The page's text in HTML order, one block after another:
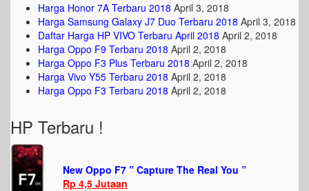
Harga Honor 7A Terbaru 2018 April 3, 2018
Harga Samsung Galaxy J7 Duo Terbaru 2018 April 3, 2018
Daftar Harga HP VIVO Terbaru April 2018 April 2, 2018
Harga Oppo F9 Terbaru 2018 April 2, 2018
Harga Oppo F3 Plus Terbaru 2018 April 2, 2018
Harga Vivo Y55 Terbaru 2018 April 2, 2018
Harga Oppo F3 Terbaru 2018 April 2, 2018
HP Terbaru !
New Oppo F7 ” Capture The Real You ”
Rp 4,5 Jutaan